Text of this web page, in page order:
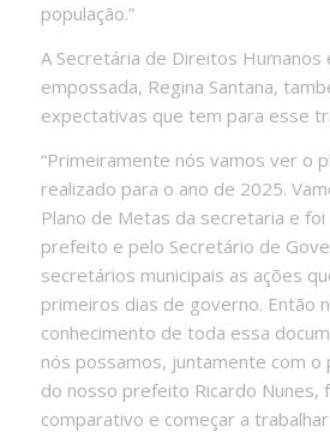
população.”
A Secretária de Direitos Humanos
empossada, Regina Santana,
expectativas que tem para esse
“Primeiramente nós vamos ver o
realizado para o ano de 2025.
Plano de Metas da secretaria e
prefeito e pelo Secretário de
secretários municipais as ações
primeiros dias de governo. Então
conhecimento de toda essa
nós possamos, juntamente com o
do nosso prefeito Ricardo Nunes,
comparativo e começar a